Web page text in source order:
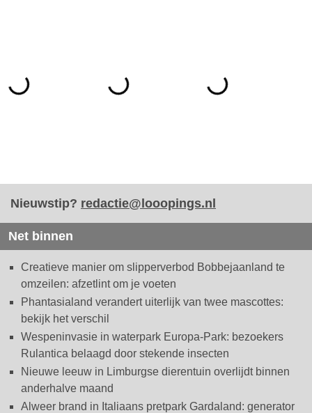
Nieuwstip? redactie@looopings.nl
Net binnen
Creatieve manier om slipperverbod Bobbejaanland te
omzeilen: afzetlint om je voeten
Phantasialand verandert uiterlijk van twee mascottes:
bekijk het verschil
Wespeninvasie in waterpark Europa-Park: bezoekers
Rulantica belaagd door stekende insecten
Nieuwe leeuw in Limburgse dierentuin overlijdt binnen
anderhalve maand
Alweer brand in Italiaans pretpark Gardaland: generator